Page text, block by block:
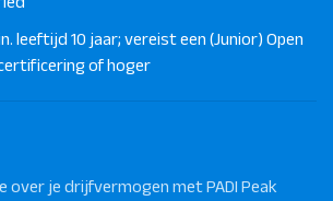
leeftijd 10 jaar; vereist een (Junior) Open
of hoger
over je drijfvermogen met PADI Peak